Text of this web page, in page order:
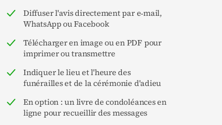
Diffuser l'avis directement par e‑mail,
WhatsApp ou Facebook
Télécharger en image ou en PDF pour
imprimer ou transmettre
Indiquer le lieu et l'heure des
funérailles et de la cérémonie d'adieu
En option : un livre de condoléances en
ligne pour recueillir des messages